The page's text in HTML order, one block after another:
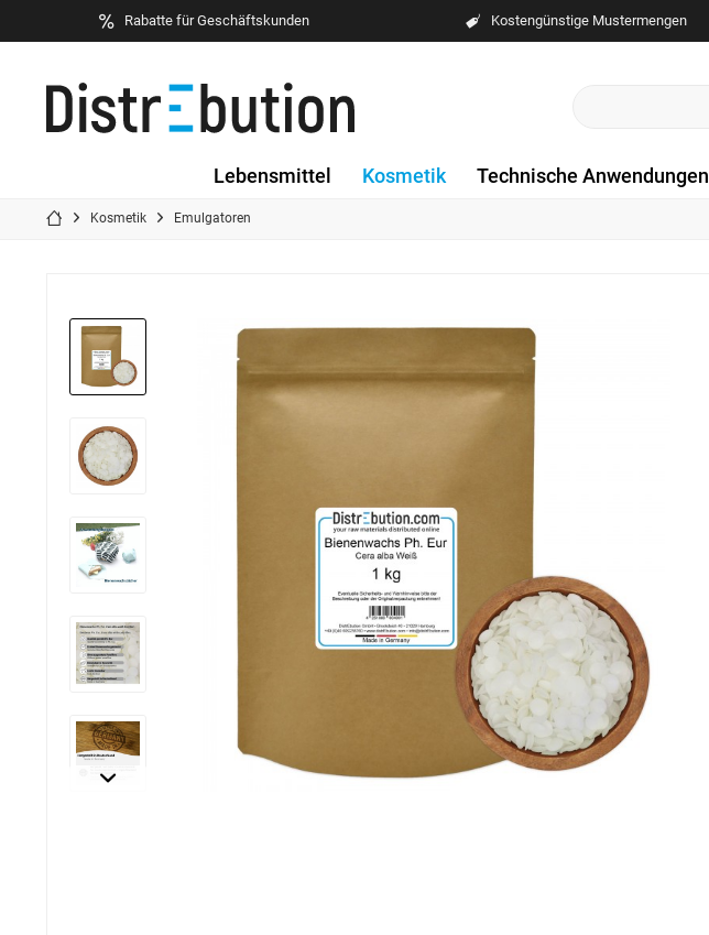
Rabatte für Geschäftskunden Kostengünstige Mustermengen
Lebensmittel Kosmetik Technische Anwendungen
Kosmetik Emulgatoren